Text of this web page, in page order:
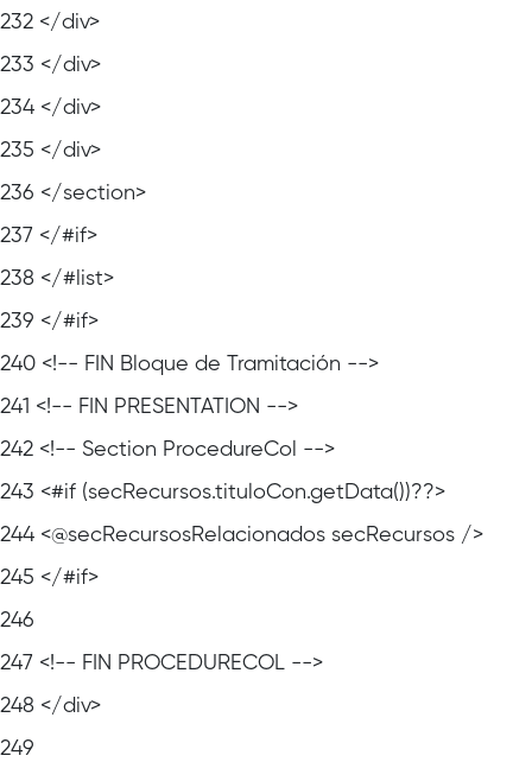
232 </div>
233 </div>
234 </div>
235 </div>
236 </section>
237 </#if>
238 </#list>
239 </#if>
240 <!-- FIN Bloque de Tramitación -->
241 <!-- FIN PRESENTATION -->
242 <!-- Section ProcedureCol -->
243 <#if (secRecursos.tituloCon.getData())??>
244 <@secRecursosRelacionados secRecursos />
245 </#if>
246
247 <!-- FIN PROCEDURECOL -->
248 </div>
249